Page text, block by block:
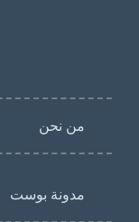
من نحن
مدونة بوست